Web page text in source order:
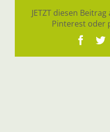
JETZT diesen
Pinterest oder